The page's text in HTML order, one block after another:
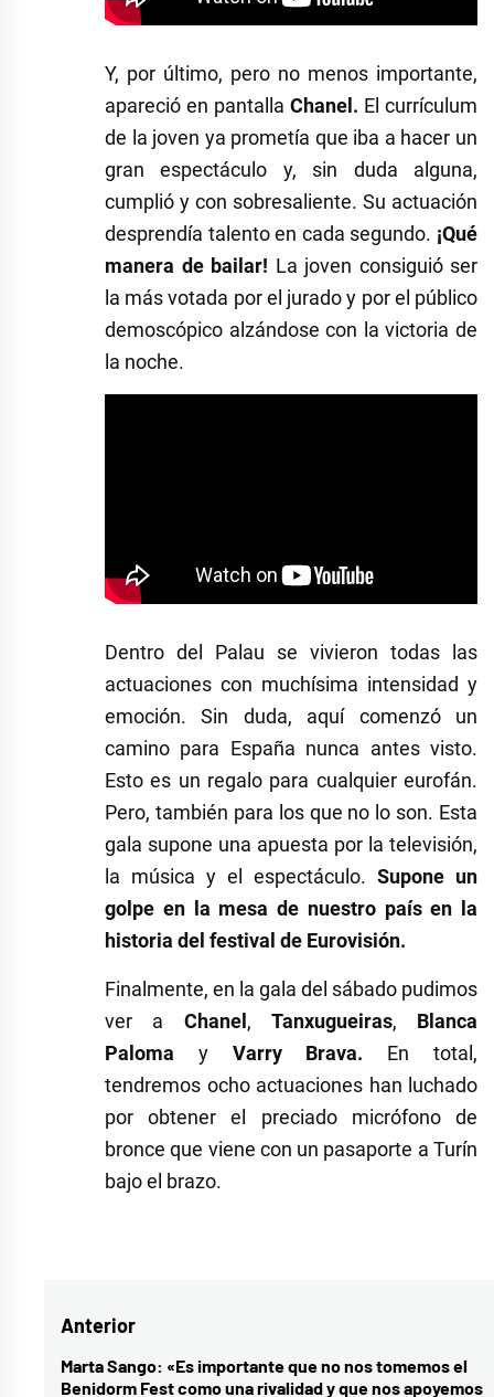
Y, por último, pero no menos importante,
apareció en pantalla Chanel. El currículum
de la joven ya prometía que iba a hacer un
gran espectáculo y, sin duda alguna,
cumplió y con sobresaliente. Su actuación
desprendía talento en cada segundo. ¡Qué
manera de bailar! La joven consiguió ser
la más votada por el jurado y por el público
demoscópico alzándose con la victoria de
la noche.
Dentro del Palau se vivieron todas las
actuaciones con muchísima intensidad y
emoción. Sin duda, aquí comenzó un
camino para España nunca antes visto.
Esto es un regalo para cualquier eurofán.
Pero, también para los que no lo son. Esta
gala supone una apuesta por la televisión,
la música y el espectáculo. Supone un
golpe en la mesa de nuestro país en la
historia del festival de Eurovisión.
Finalmente, en la gala del sábado pudimos
ver a Chanel , Tanxugueiras, Blanca
Paloma y Varry Brava. En total,
tendremos ocho actuaciones han luchado
por obtener el preciado micrófono de
bronce que viene con un pasaporte a Turín
bajo el brazo.
fest
eurovision,
primera
Navegación
de
Anterior
Entrada
Marta Sango: «Es importante que no nos tomemos el
Benidorm Fest como una rivalidad y que nos apoyemos